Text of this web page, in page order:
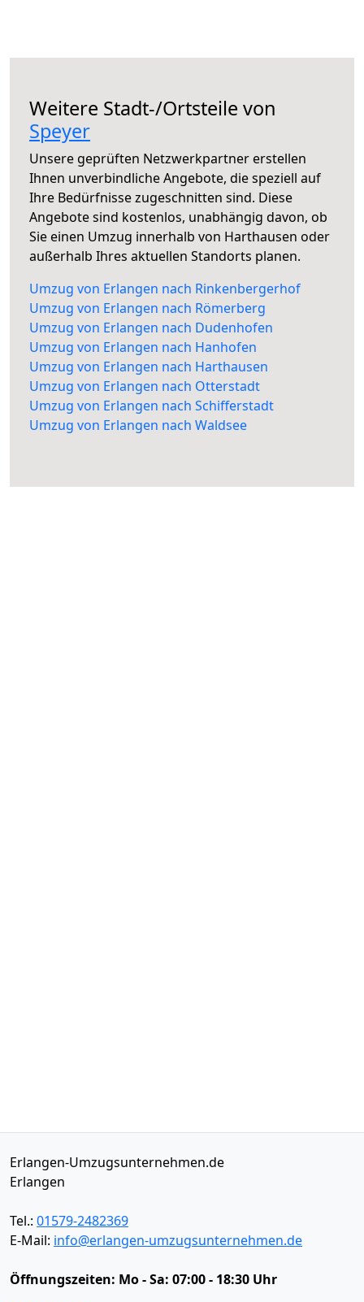
Weitere Stadt-/Ortsteile von
Speyer
Unsere geprüften Netzwerkpartner erstellen
Ihnen unverbindliche Angebote, die speziell auf
Ihre Bedürfnisse zugeschnitten sind. Diese
Angebote sind kostenlos, unabhängig davon, ob
Sie einen Umzug innerhalb von Harthausen oder
außerhalb Ihres aktuellen Standorts planen.
Umzug von Erlangen nach Rinkenbergerhof
Umzug von Erlangen nach Römerberg
Umzug von Erlangen nach Dudenhofen
Umzug von Erlangen nach Hanhofen
Umzug von Erlangen nach Harthausen
Umzug von Erlangen nach Otterstadt
Umzug von Erlangen nach Schifferstadt
Umzug von Erlangen nach Waldsee
Erlangen-Umzugsunternehmen.de
Erlangen
Tel.: 01579-2482369
E-Mail: info@erlangen-umzugsunternehmen.de
Öffnungszeiten: Mo - Sa: 07:00 - 18:30 Uhr